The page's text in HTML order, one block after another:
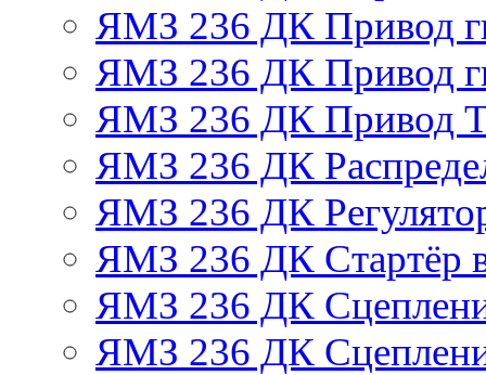
ЯМЗ 236 ДК Привод
ЯМЗ 236 ДК Привод
ЯМЗ 236 ДК Привод
ЯМЗ 236 ДК
ЯМЗ 236 ДК
ЯМЗ 236 ДК Стартёр
ЯМЗ 236 ДК
ЯМЗ 236 ДК